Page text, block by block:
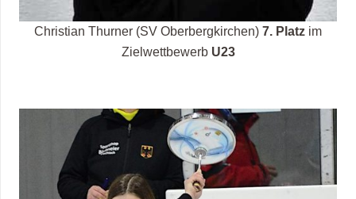
Christian Thurner (SV Oberbergkirchen) 7. Platz im
Zielwettbewerb U23